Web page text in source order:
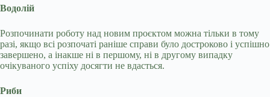
Водолій
Розпочинати роботу над новим проєктом можна тільки в тому
разі, якщо всі розпочаті раніше справи було достроково і успішно
завершено, а інакше ні в першому, ні в другому випадку
очікуваного успіху досягти не вдасться.
Риби